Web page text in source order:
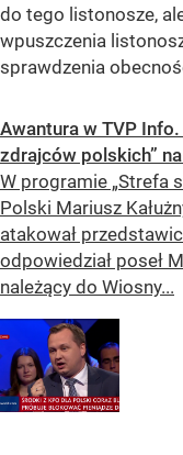
do tego listonosze,
wpuszczenia
sprawdzenia
Awantura w TVP
zdrajców polskich”
W programie „Strefa
Polski Mariusz
atakował
odpowiedział poseł
należący do Wiosny...